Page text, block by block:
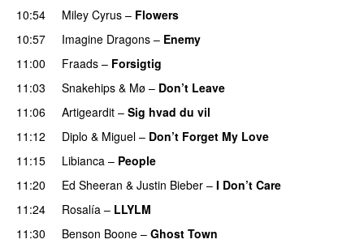
10:54
Miley Cyrus – Flowers
10:57
Imagine Dragons – Enemy
11:00
Fraads – Forsigtig
11:03
Snakehips & Mø – Don’t Leave
11:06
Artigeardit – Sig hvad du vil
11:12 Diplo & Miguel – Don’t Forget My Love
11:15
Libianca – People
11:20 Ed Sheeran & Justin Bieber – I Don’t Care
11:24
Rosalía – LLYLM
11:30 Benson Boone – Ghost Town